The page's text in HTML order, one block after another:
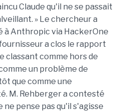
Claude qu'il ne se passait
» Le chercheur a
à Anthropic via HackerOne
a clos le rapport
classant comme hors de
un problème de
que comme une
M. Rehberger a contesté
pense pas qu'il s'agisse